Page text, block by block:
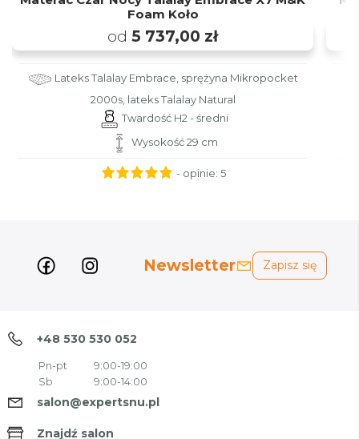
Foam Koło
od 5 737,00 zł
Lateks Talalay Embrace, sprężyna Mikropocket
2000s, lateks Talalay Natural
Twardość H2 - średni
Wysokość 29 cm
- opinie: 5
Newsletter Zapisz się
+48 530 530 052
Pn-pt
9:00-19:00
Sb
9:00-14:00
salon@expertsnu.pl
Znajdź salon